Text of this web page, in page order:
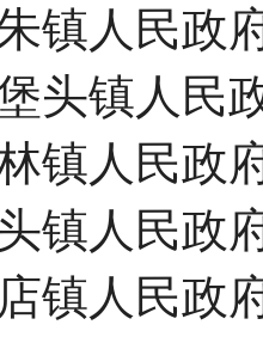
镇人民政
头镇人民
镇人民政
镇人民政
镇人民政